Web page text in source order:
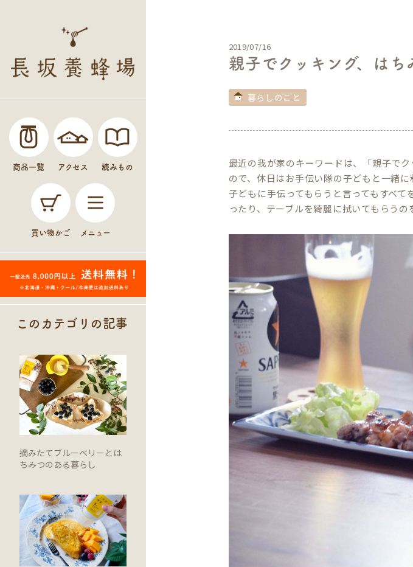
商品一覧 アクセス 読みもの
買い物かご メニュー
このカテゴリの記事
摘みたてブルーベリーとは
ちみつのある暮らし
2019/07/16
親子でクッキング、はち
暮らしのこと
最近の我が家のキーワードは、「親子で
ので、休日はお手伝い隊の子どもと一緒に
子どもに手伝ってもらうと言ってもすべ
ったり、テーブルを綺麗に拭いてもらう